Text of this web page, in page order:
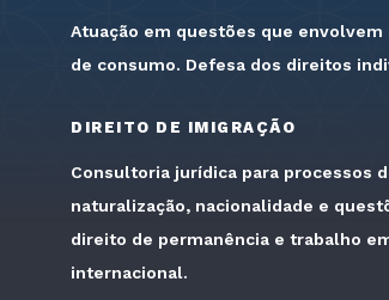
Atuação em questões que
de consumo. Defesa dos direitos
DIREITO DE IMIGRAÇÃO
Consultoria jurídica para processos
naturalização, nacionalidade e
direito de permanência e trabalho
internacional.